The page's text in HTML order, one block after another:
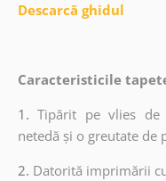
Descarcă ghidul
Caracteristicile
1.Tipărit pe vlies de
netedă și o greutate de
2. Datorită imprimării